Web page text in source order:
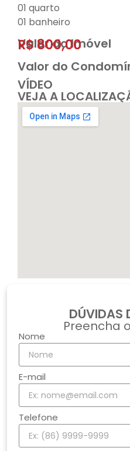
01 quarto
01 banheiro
Valor do Imóvel
R$ 800,00
Valor do
VÍDEO
VEJA A
DÚVIDAS
Preencha
Nome
E-mail
Telefone